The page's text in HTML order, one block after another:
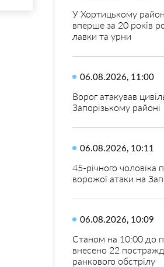
У Хортицькому
вперше за 20 років
лавки та урни
06.08.2026, 11:00
Ворог атакував
Запорізькому районі
06.08.2026, 10:11
45-річного чоловіка
ворожої атаки на
06.08.2026, 10:09
Станом на 10:00 до
внесено 22
ранкового обстрілу